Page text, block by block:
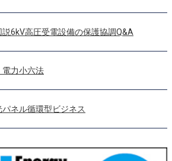
6kV高圧受電設備の保護協調Q&A
力小六法
ネル循環型ビジネス